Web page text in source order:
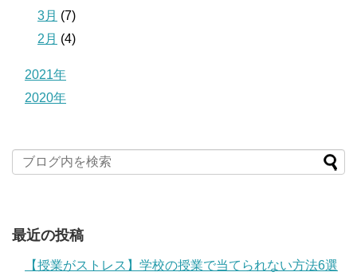
3月 (7)
2月 (4)
2021年
2020年
最近の投稿
【授業がストレス】学校の授業で当てられない方法6選